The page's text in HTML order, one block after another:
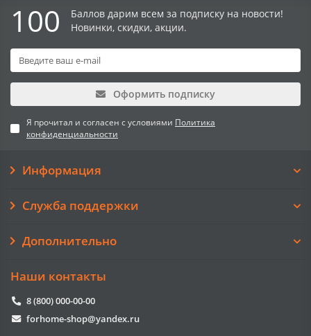
100
Баллов дарим всем за подписку на новости!
Новинки, скидки, акции.
Оформить подписку
Я прочитал и согласен с условиями Политика
конфиденциальности
Информация
Служба поддержки
Дополнительно
Наши контакты
8 (800) 000-00-00
forhome-shop@yandex.ru